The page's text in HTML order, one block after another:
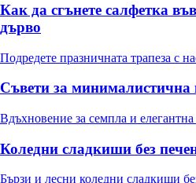
Как да сгънете салфетка
дърво
Подредете празничната трапеза с
Съвети за минималистична
Вдъхновение за семпла и елегантна
Коледни сладкиши без
Бързи и лесни коледни сладкиши